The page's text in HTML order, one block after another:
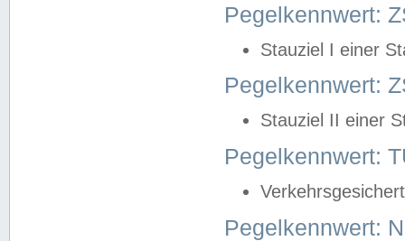
Pegelkennwert:
Stauziel I einer
Pegelkennwert:
Stauziel II einer
Pegelkennwert:
Pegelkennwert: